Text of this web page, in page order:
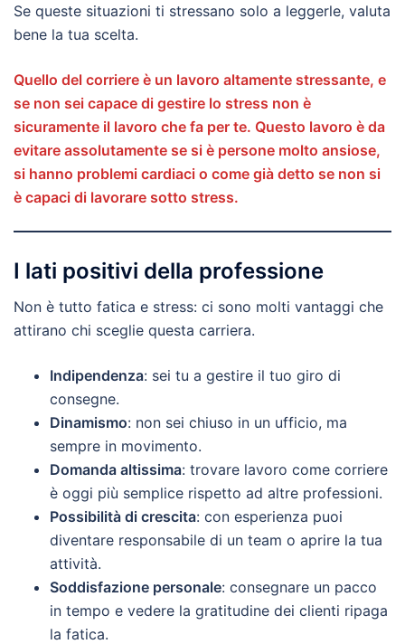
Se queste situazioni ti stressano solo a leggerle, valuta
bene la tua scelta.
Quello del corriere è un lavoro altamente stressante, e
se non sei capace di gestire lo stress non è
sicuramente il lavoro che fa per te. Questo lavoro è da
evitare assolutamente se si è persone molto ansiose,
si hanno problemi cardiaci o come già detto se non si
è capaci di lavorare sotto stress.
I lati positivi della professione
Non è tutto fatica e stress: ci sono molti vantaggi che
attirano chi sceglie questa carriera.
Indipendenza: sei tu a gestire il tuo giro di
consegne.
Dinamismo: non sei chiuso in un ufficio, ma
sempre in movimento.
Domanda altissima: trovare lavoro come corriere
è oggi più semplice rispetto ad altre professioni.
Possibilità di crescita: con esperienza puoi
diventare responsabile di un team o aprire la tua
attività.
Soddisfazione personale: consegnare un pacco
in tempo e vedere la gratitudine dei clienti ripaga
la fatica.